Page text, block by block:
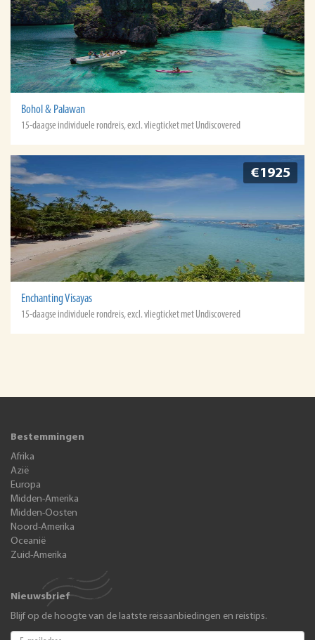
Bohol & Palawan
15-daagse individuele rondreis, excl. vliegticket met Undiscovered
€1925
Enchanting Visayas
15-daagse individuele rondreis, excl. vliegticket met Undiscovered
Bestemmingen
Afrika
Azië
Europa
Midden-Amerika
Midden-Oosten
Noord-Amerika
Oceanië
Zuid-Amerika
Nieuwsbrief
Blijf op de hoogte van de laatste reisaanbiedingen en reistips.